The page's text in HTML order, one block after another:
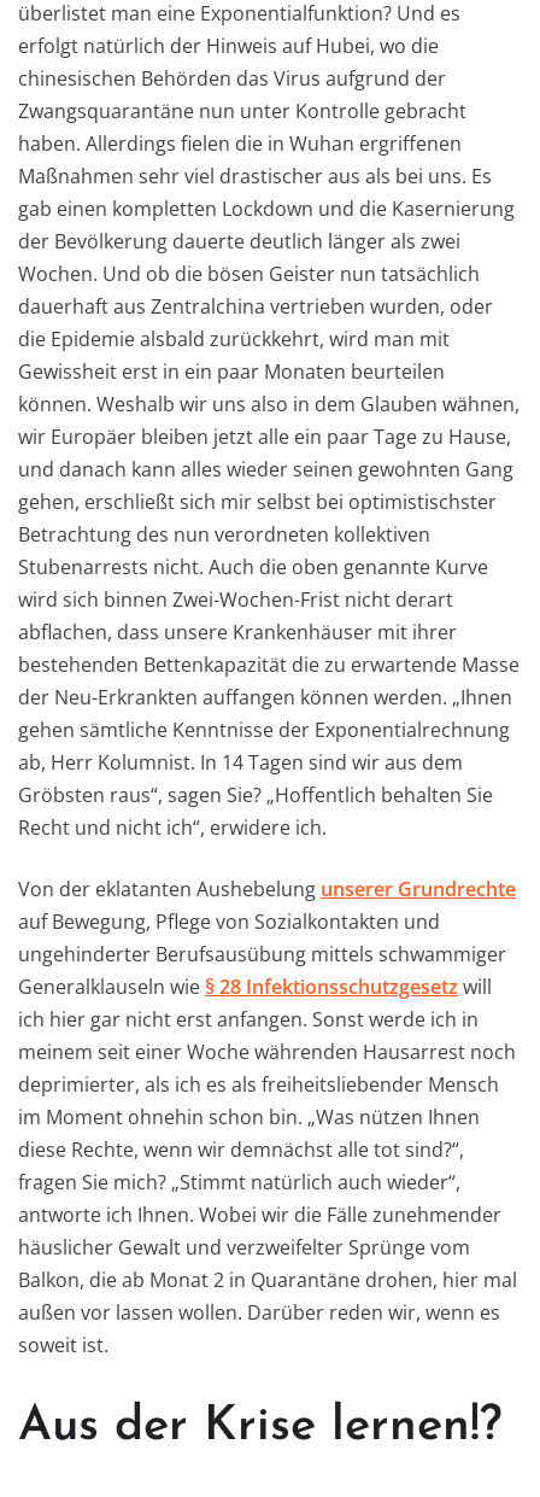
überlistet man eine Exponentialfunktion? Und es
erfolgt natürlich der Hinweis auf Hubei, wo die
chinesischen Behörden das Virus aufgrund der
Zwangsquarantäne nun unter Kontrolle gebracht
haben. Allerdings fielen die in Wuhan ergriffenen
Maßnahmen sehr viel drastischer aus als bei uns. Es
gab einen kompletten Lockdown und die Kasernierung
der Bevölkerung dauerte deutlich länger als zwei
Wochen. Und ob die bösen Geister nun tatsächlich
dauerhaft aus Zentralchina vertrieben wurden, oder
die Epidemie alsbald zurückkehrt, wird man mit
Gewissheit erst in ein paar Monaten beurteilen
können. Weshalb wir uns also in dem Glauben wähnen,
wir Europäer bleiben jetzt alle ein paar Tage zu Hause,
und danach kann alles wieder seinen gewohnten Gang
gehen, erschließt sich mir selbst bei optimistischster
Betrachtung des nun verordneten kollektiven
Stubenarrests nicht. Auch die oben genannte Kurve
wird sich binnen Zwei-Wochen-Frist nicht derart
abflachen, dass unsere Krankenhäuser mit ihrer
bestehenden Bettenkapazität die zu erwartende Masse
der Neu-Erkrankten auffangen können werden. „Ihnen
gehen sämtliche Kenntnisse der Exponentialrechnung
ab, Herr Kolumnist. In 14 Tagen sind wir aus dem
Gröbsten raus“, sagen Sie? „Hoffentlich behalten Sie
Recht und nicht ich“, erwidere ich.
Von der eklatanten Aushebelung unserer Grundrechte
auf Bewegung, Pflege von Sozialkontakten und
ungehinderter Berufsausübung mittels schwammiger
Generalklauseln wie § 28 Infektionsschutzgesetz will
ich hier gar nicht erst anfangen. Sonst werde ich in
meinem seit einer Woche währenden Hausarrest noch
deprimierter, als ich es als freiheitsliebender Mensch
im Moment ohnehin schon bin. „Was nützen Ihnen
diese Rechte, wenn wir demnächst alle tot sind?“,
fragen Sie mich? „Stimmt natürlich auch wieder“,
antworte ich Ihnen. Wobei wir die Fälle zunehmender
häuslicher Gewalt und verzweifelter Sprünge vom
Balkon, die ab Monat 2 in Quarantäne drohen, hier mal
außen vor lassen wollen. Darüber reden wir, wenn es
soweit ist.
Aus der Krise lernen!?